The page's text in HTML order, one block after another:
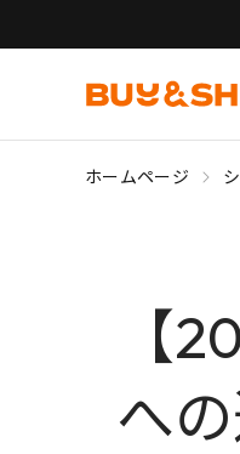
ホームページ
【
へ